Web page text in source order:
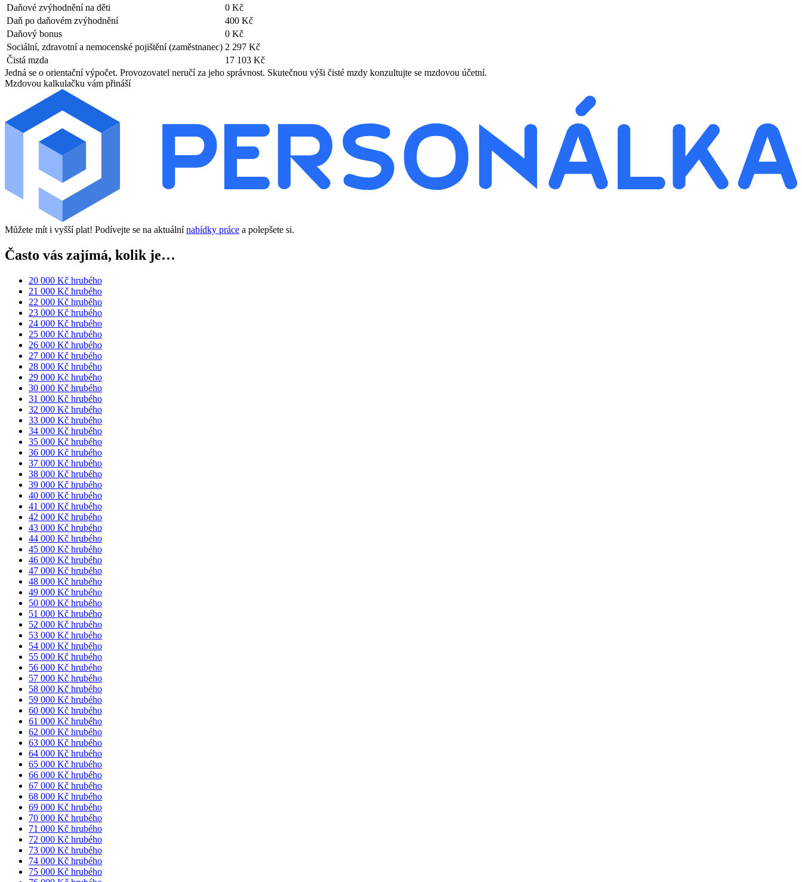
Daňové zvýhodnění na děti
0 Kč
Daň po daňovém zvýhodnění
400 Kč
Daňový bonus
0 Kč
Sociální, zdravotní a nemocenské pojištění (zaměstnanec) 2 297 Kč
Čistá mzda
17 103 Kč
Jedná se o orientační výpočet. Provozovatel neručí za jeho správnost. Skutečnou výši čisté mzdy konzultujte se mzdovou účetní.
Mzdovou kalkulačku vám přináší
Můžete mít i vyšší plat! Podívejte se na aktuálnínabídky práce a polepšete si.
Často vás zajímá, kolik je…
20 000 Kč hrubého
21 000 Kč hrubého
22 000 Kč hrubého
23 000 Kč hrubého
24 000 Kč hrubého
25 000 Kč hrubého
26 000 Kč hrubého
27 000 Kč hrubého
28 000 Kč hrubého
29 000 Kč hrubého
30 000 Kč hrubého
31 000 Kč hrubého
32 000 Kč hrubého
33 000 Kč hrubého
34 000 Kč hrubého
35 000 Kč hrubého
36 000 Kč hrubého
37 000 Kč hrubého
38 000 Kč hrubého
39 000 Kč hrubého
40 000 Kč hrubého
41 000 Kč hrubého
42 000 Kč hrubého
43 000 Kč hrubého
44 000 Kč hrubého
45 000 Kč hrubého
46 000 Kč hrubého
47 000 Kč hrubého
48 000 Kč hrubého
49 000 Kč hrubého
50 000 Kč hrubého
51 000 Kč hrubého
52 000 Kč hrubého
53 000 Kč hrubého
54 000 Kč hrubého
55 000 Kč hrubého
56 000 Kč hrubého
57 000 Kč hrubého
58 000 Kč hrubého
59 000 Kč hrubého
60 000 Kč hrubého
61 000 Kč hrubého
62 000 Kč hrubého
63 000 Kč hrubého
64 000 Kč hrubého
65 000 Kč hrubého
66 000 Kč hrubého
67 000 Kč hrubého
68 000 Kč hrubého
69 000 Kč hrubého
70 000 Kč hrubého
71 000 Kč hrubého
72 000 Kč hrubého
73 000 Kč hrubého
74 000 Kč hrubého
75 000 Kč hrubého